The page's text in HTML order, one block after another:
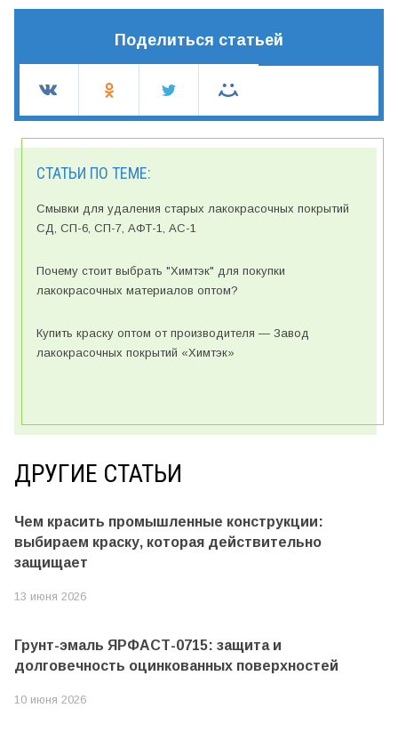
Поделиться статьей
СТАТЬИ ПО ТЕМЕ:
Смывки для удаления старых лакокрасочных покрытий
СД, СП-6, СП-7, АФТ-1, АС-1
Почему стоит выбрать "Химтэк" для покупки
лакокрасочных материалов оптом?
Купить краску оптом от производителя — Завод
лакокрасочных покрытий «Химтэк»
ДРУГИЕ СТАТЬИ
Чем красить промышленные конструкции:
выбираем краску, которая действительно
защищает
13 июня 2026
Грунт-эмаль ЯРФАСТ-0715: защита и
долговечность оцинкованных поверхностей
10 июня 2026